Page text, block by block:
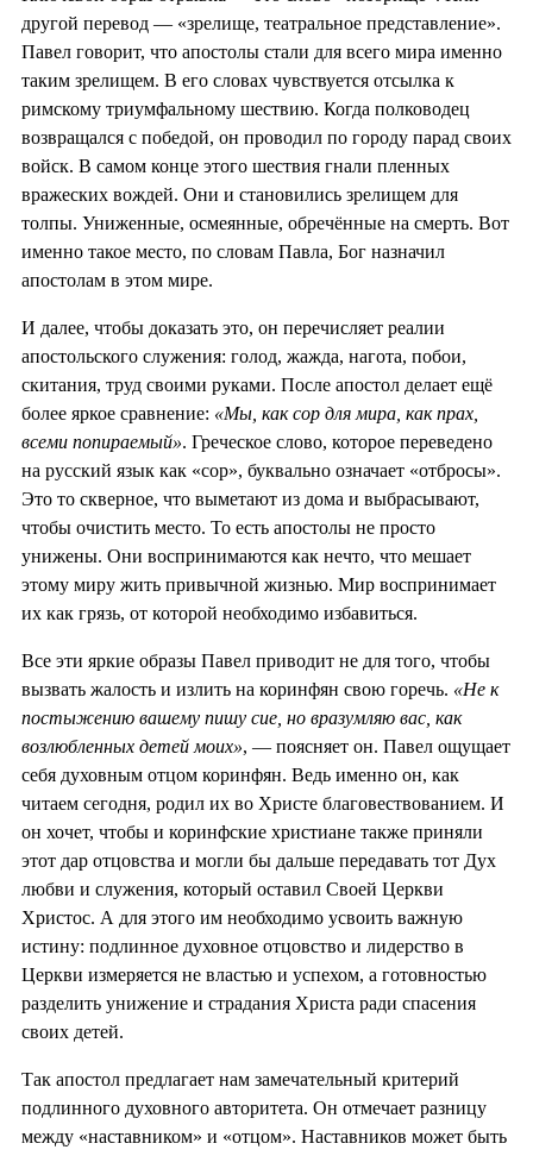
другой перевод — «зрелище, театральное представление».
Павел говорит, что апостолы стали для всего мира именно
таким зрелищем. В его словах чувствуется отсылка к
римскому триумфальному шествию. Когда полководец
возвращался с победой, он проводил по городу парад своих
войск. В самом конце этого шествия гнали пленных
вражеских вождей. Они и становились зрелищем для
толпы. Униженные, осмеянные, обречённые на смерть. Вот
именно такое место, по словам Павла, Бог назначил
апостолам в этом мире.
И далее, чтобы доказать это, он перечисляет реалии
апостольского служения: голод, жажда, нагота, побои,
скитания, труд своими руками. После апостол делает ещё
более яркое сравнение: «Мы, как сор для мира, как прах,
всеми попираемый». Греческое слово, которое переведено
на русский язык как «сор», буквально означает «отбросы».
Это то скверное, что выметают из дома и выбрасывают,
чтобы очистить место. То есть апостолы не просто
унижены. Они воспринимаются как нечто, что мешает
этому миру жить привычной жизнью. Мир воспринимает
их как грязь, от которой необходимо избавиться.
Все эти яркие образы Павел приводит не для того, чтобы
вызвать жалость и излить на коринфян свою горечь. «Не к
постыжению вашему пишу сие, но вразумляю вас, как
возлюбленных детей моих», — поясняет он. Павел ощущает
себя духовным отцом коринфян. Ведь именно он, как
читаем сегодня, родил их во Христе благовествованием. И
он хочет, чтобы и коринфские христиане также приняли
этот дар отцовства и могли бы дальше передавать тот Дух
любви и служения, который оставил Своей Церкви
Христос. А для этого им необходимо усвоить важную
истину: подлинное духовное отцовство и лидерство в
Церкви измеряется не властью и успехом, а готовностью
разделить унижение и страдания Христа ради спасения
своих детей.
Так апостол предлагает нам замечательный критерий
подлинного духовного авторитета. Он отмечает разницу
между «наставником» и «отцом». Наставников может быть